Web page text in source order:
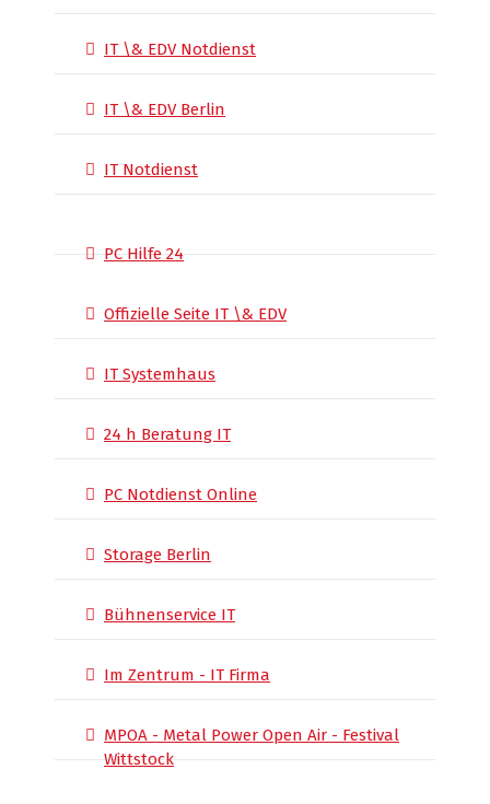
IT \& EDV Notdienst
IT \& EDV Berlin
IT Notdienst
PC Hilfe 24
Offizielle Seite IT \& EDV
IT Systemhaus
24 h Beratung IT
PC Notdienst Online
Storage Berlin
Bühnenservice IT
Im Zentrum - IT Firma
MPOA - Metal Power Open Air - Festival
Wittstock